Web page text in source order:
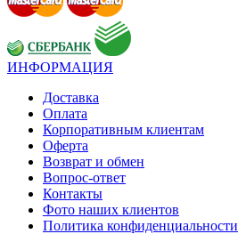
ИНФОРМАЦИЯ
Доставка
Оплата
Корпоративным клиентам
Оферта
Возврат и обмен
Вопрос-ответ
Контакты
Фото наших клиентов
Политика конфиденциальности